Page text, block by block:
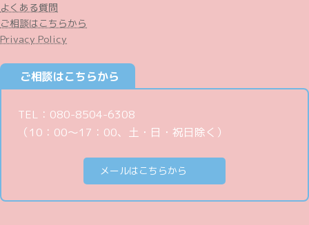
よくある質問
ご相談はこちらから
Privacy Policy
ご相談はこちらから
TEL：080-8504-6308
（10：00〜17：00、土・日・祝日除く）
メールはこちらから